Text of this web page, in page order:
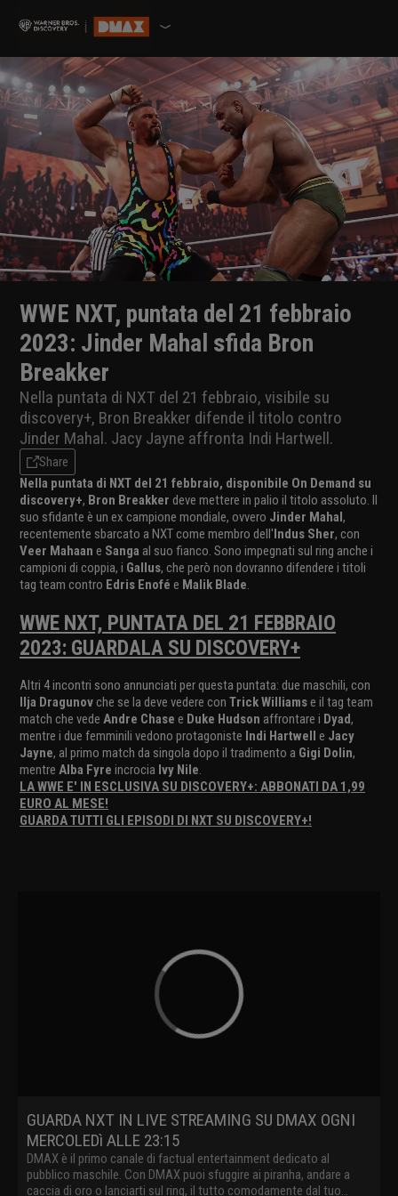
WWE NXT, puntata del 21 febbraio
2023: Jinder Mahal sfida Bron
Breakker
Nella puntata di NXT del 21 febbraio, visibile su
discovery+, Bron Breakker difende il titolo contro
Jinder Mahal. Jacy Jayne affronta Indi Hartwell.
Share
Nella puntata di NXT del 21 febbraio, disponibile On Demand su
discovery+, Bron Breakker deve mettere in palio il titolo assoluto. Il
suo sfidante è un ex campione mondiale, ovvero Jinder Mahal,
recentemente sbarcato a NXT come membro dell'Indus Sher, con
Veer Mahaan e Sanga al suo fianco. Sono impegnati sul ring anche i
campioni di coppia, i Gallus, che però non dovranno difendere i titoli
tag team contro Edris Enofé e Malik Blade.
WWE NXT, PUNTATA DEL 21 FEBBRAIO
2023: GUARDALA SU DISCOVERY+
Altri 4 incontri sono annunciati per questa puntata: due maschili, con
Ilja Dragunovche se la deve vedere con Trick Williamse il tag team
match che vede Andre Chase e Duke Hudson affrontare i Dyad,
mentre i due femminili vedono protagoniste Indi Hartwell e Jacy
Jayne, al primo match da singola dopo il tradimento a Gigi Dolin,
mentre Alba Fyre incrocia Ivy Nile.
LA WWE E' IN ESCLUSIVA SU DISCOVERY+: ABBONATI DA 1,99
EURO AL MESE!
GUARDA TUTTI GLI EPISODI DI NXT SU DISCOVERY+!
GUARDA NXT IN LIVE STREAMING SU DMAX OGNI
MERCOLEDì ALLE 23:15
DMAX è il primo canale di factual entertainment dedicato al
pubblico maschile. Con DMAX puoi sfuggire ai piranha, andare a
caccia di oro o lanciarti sul ring, il tutto comodamente dal tuo